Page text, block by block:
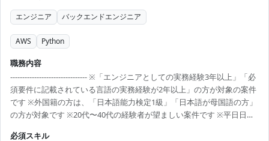
エンジニア バックエンドエンジニア
AWS Python
職務内容
-------------------------------- ※「エンジニアとしての実務経験3年以上」「必
須要件に記載されている言語の実務経験が2年以上」の方が対象の案件
です ※外国籍の方は、「日本語能力検定1級」「日本語が母国語の方」
の方が対象です ※20代〜40代の経験者が望ましい案件です ※平日日中
必須スキル